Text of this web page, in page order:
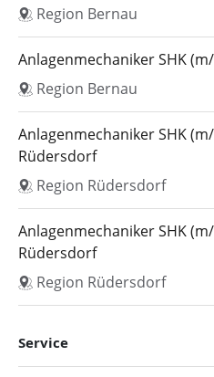
Region Bernau
Anlagenmechaniker SHK
Region Bernau
Anlagenmechaniker SHK
Rüdersdorf
Region Rüdersdorf
Anlagenmechaniker SHK
Rüdersdorf
Region Rüdersdorf
Service